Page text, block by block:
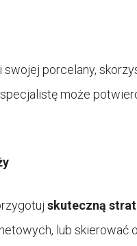
porcelany,
może
skuteczną
lub